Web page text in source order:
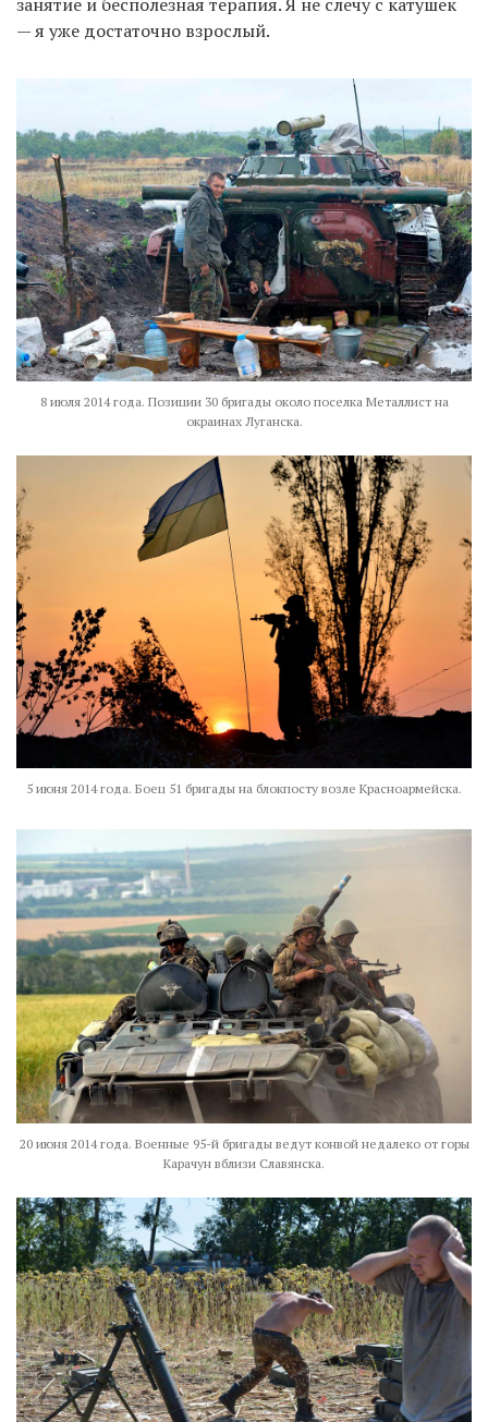
— я уже достаточно взрослый.
8 июля 2014 года. Позиции 30 бригады около поселка Металлист на
окраинах Луганска.
5 июня 2014 года. Боец 51 бригады на блокпосту возле Красноармейска.
20 июня 2014 года. Военные 95-й бригады ведут конвой недалеко от горы
Карачун вблизи Славянска.